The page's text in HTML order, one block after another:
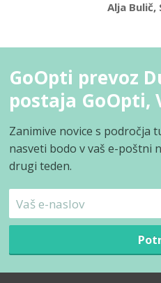
Alja Bulič,
GoOpti prevoz
postaja GoOpti,
Zanimive novice s področja
nasveti bodo v vaš e-poštni
drugi teden.